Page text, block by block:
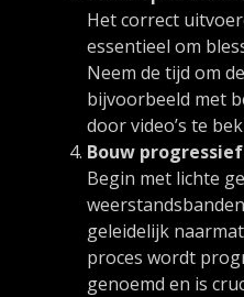
Het correct
essentieel om
Neem de tijd om
bijvoorbeeld met
door video’s te
Bouw
Begin met lichte
geleidelijk
proces wordt
genoemd en is